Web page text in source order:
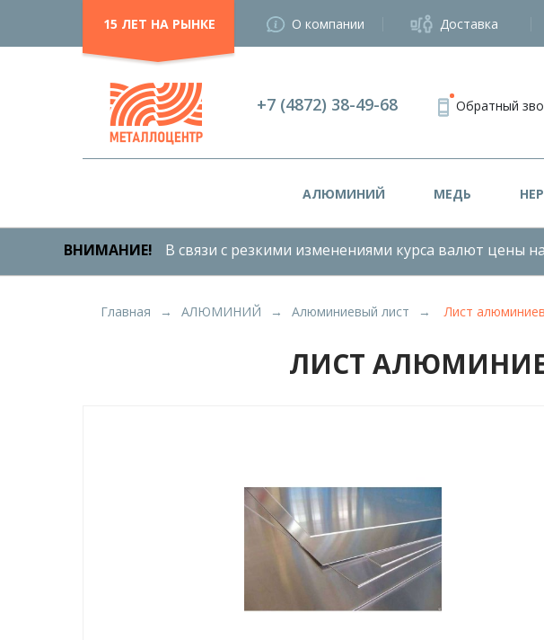
15 ЛЕТ НА РЫНКЕ О компании Доставка
+7 (4872) 38-49-68 Обратный
АЛЮМИНИЙ МЕДЬ
ВНИМАНИЕ! В связи с резкими изменениями курса валют цены
Главная АЛЮМИНИЙ Алюминиевый лист Лист
ЛИСТ